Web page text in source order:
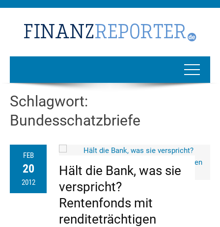
Schlagwort:
Bundesschatzbriefe
FEB
20
2012
Hält die Bank, was sie
verspricht?
Rentenfonds mit
renditeträchtigen